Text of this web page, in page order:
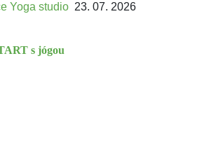
Yoga studio 23. 07. 2026
s jógou